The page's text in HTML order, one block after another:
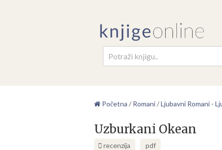
Početna / Romani/Ljubavni Romani -
Uzburkani Okean
recenzija
pdf